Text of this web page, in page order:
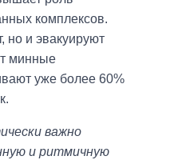
комплексов.
но и эвакуируют
минные
уже более 60%
важно
и ритмичную